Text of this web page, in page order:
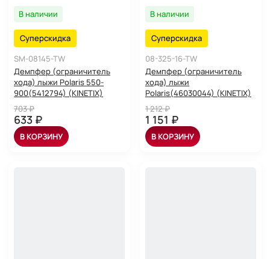
В наличии
Суперскидка
SM-08145-TW
Демпфер (ограничитель
хода) лыжи Polaris 550-
900(5412794) (KINETIX)
703 ₽
633 ₽
В КОРЗИНУ
В наличии
Суперскидка
08-325-16-TW
Демпфер (ограничитель
хода) лыжи
Polaris(46030044) (KINETIX)
1 212 ₽
1 151 ₽
В КОРЗИНУ